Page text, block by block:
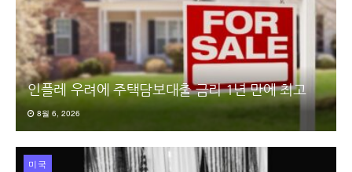
인플레 우려에 주택담보대출 금리 1년 만에 최고
8월 6, 2026
미국